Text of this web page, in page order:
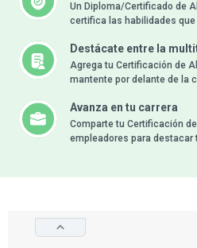
Un Diploma/Certificado de
certifica las habilidades que
Destácate entre la
Agrega tu Certificación de
mantente por delante de la
Avanza en tu carrera
Comparte tu Certificación
empleadores para